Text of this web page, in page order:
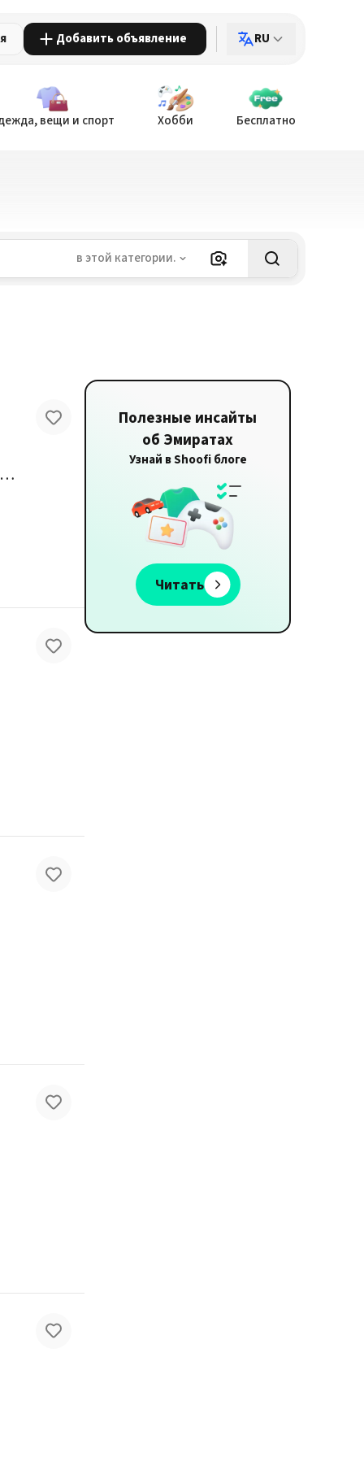
Добавить объявление RU
вещи и спорт Хобби Бесплатно
в этой категории.
Срочная продажа: белая настольная лампа с LED-лампочкой - Люстры и светильники
Полезные инсайты
об Эмиратах
Узнай в Shoofi блоге
Читать